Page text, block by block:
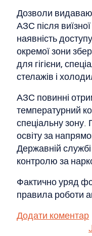
Дозволи
АЗС після
наявність
окремої зони
для гігієни,
стелажів і
АЗС повинні
температурний
спеціальну
освіту за
Державній службі
контролю за
Фактично уряд
правила роботи
Додати коментар